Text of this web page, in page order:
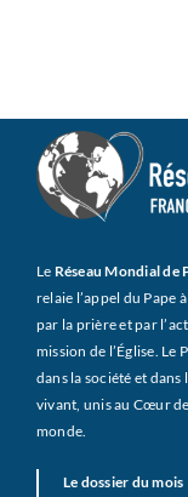
Le Réseau Mondial de
relaie l’appel du Pape
par la prière et par
mission de l’Église. Le
dans la société et dans
vivant, unis au Cœur
monde.
Le dossier du mois